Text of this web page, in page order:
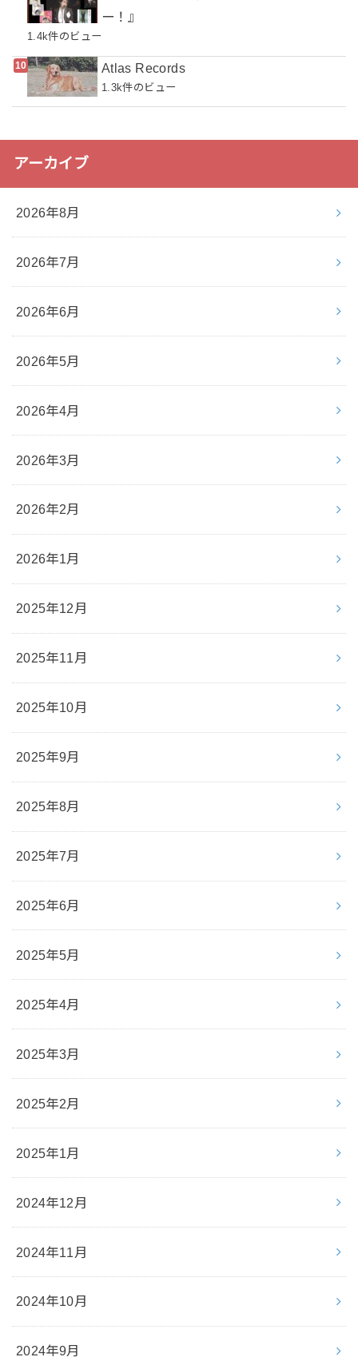
ー！』
1.4k件のビュー
Atlas Records
1.3k件のビュー
アーカイブ
2026年8月
2026年7月
2026年6月
2026年5月
2026年4月
2026年3月
2026年2月
2026年1月
2025年12月
2025年11月
2025年10月
2025年9月
2025年8月
2025年7月
2025年6月
2025年5月
2025年4月
2025年3月
2025年2月
2025年1月
2024年12月
2024年11月
2024年10月
2024年9月